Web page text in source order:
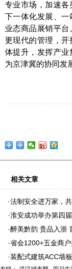
专业市场，加速
下一体化发展、
业态商品展销平
更现代的管理，
体提升，发挥产业
为京津冀的协同发
相关文章
·法制安全进万家，
·淮安成功举办第四
·醉美黔韵 贵品入浙
·省会1200+五金商
·装配式建筑ACC墙